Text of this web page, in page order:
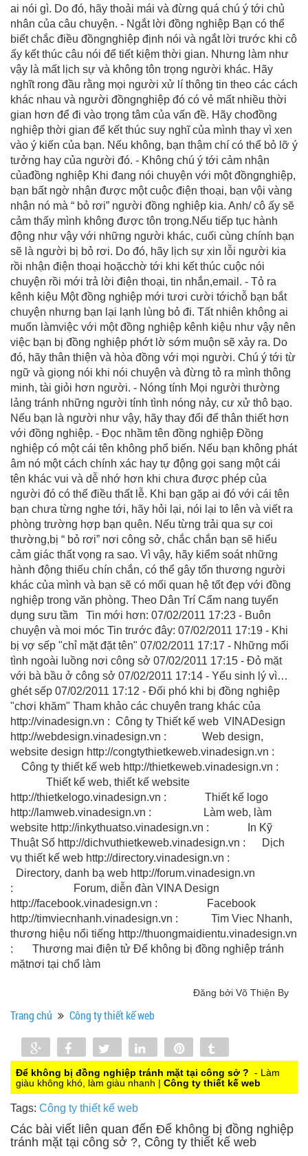
ai nói gì. Do đó, hãy thoải mái và đừng quá chú ý tới chủ
nhân của câu chuyện. - Ngắt lời đồng nghiệp Bạn có thể
biết chắc điều đồngnghiệp định nói và ngắt lời trước khi cô
ấy kết thúc câu nói để tiết kiệm thời gian. Nhưng làm như
vậy là mất lịch sự và không tôn trọng người khác. Hãy
nghĩt rong đầu rằng mọi người xử lí thông tin theo các cách
khác nhau và người đồngnghiệp đó có vẻ mất nhiều thời
gian hơn để đi vào trọng tâm của vấn đề. Hãy chođồng
nghiệp thời gian để kết thúc suy nghĩ của mình thay vì xen
vào ý kiến của bạn. Nếu không, bạn thậm chí có thể bỏ lỡ ý
tưởng hay của người đó. - Không chú ý tới cảm nhận
củađồng nghiệp Khi đang nói chuyện với một đồngnghiệp,
bạn bất ngờ nhận được một cuộc điện thoại, bạn vội vàng
nhận nó mà “ bỏ rơi” người đồng nghiệp kia. Anh/ cô ấy sẽ
cảm thấy mình không được tôn trọng.Nếu tiếp tục hành
động như vậy với những người khác, cuối cùng chính bạn
sẽ là người bị bỏ rơi. Do đó, hãy lịch sự xin lỗi người kia
rồi nhận điện thoại hoặcchờ tới khi kết thúc cuộc nói
chuyện rồi mới trả lời điện thoại, tin nhắn,email. - Tỏ ra
kênh kiệu Một đồng nghiệp mới tươi cười tớichỗ bạn bắt
chuyện nhưng bạn lại lạnh lùng bỏ đi. Tất nhiên không ai
muốn làmviệc với một đồng nghiệp kênh kiệu như vậy nên
việc bạn bị đồng nghiệp phớt lờ sớm muộn sẽ xảy ra. Do
đó, hãy thân thiện và hòa đồng với mọi người. Chú ý tới từ
ngữ và giọng nói khi nói chuyện và đừng tỏ ra mình thông
minh, tài giỏi hơn người. - Nóng tính Mọi người thường
lảng tránh những người tính tình nóng nảy, cư xử thô bạo.
Nếu bạn là người như vậy, hãy thay đổi để thân thiết hơn
với đồng nghiệp. - Đọc nhầm tên đồng nghiệp Đồng
nghiệp có một cái tên không phổ biến. Nếu bạn không phát
âm nó một cách chính xác hay tự động gọi sang một cái
tên khác vui và dễ nhớ hơn khi chưa được phép của
người đó có thể điều thất lễ. Khi bạn gặp ai đó với cái tên
bạn chưa từng nghe tới, hãy hỏi lại, nói lại to lên và viết ra
phòng trường hợp bạn quên. Nếu từng trải qua sự coi
thường,bị “ bỏ rơi” nơi công sở, chắc chắn bạn sẽ hiểu
cảm giác thất vọng ra sao. Vì vậy, hãy kiểm soát những
hành động thiếu chín chắn, có thể gây tổn thương người
khác của mình và bạn sẽ có mối quan hệ tốt đẹp với đồng
nghiệp trong văn phòng. Theo Dân Trí Cẩm nang tuyển
dụng sưu tầm Tin mới hơn: 07/02/2011 17:23 - Buôn
chuyện và moi móc Tin trước đây: 07/02/2011 17:19 - Khi
bị vợ sếp "chỉ mặt đặt tên" 07/02/2011 17:17 - Những mối
tình ngoài luồng nơi công sở 07/02/2011 17:15 - Đỏ mặt
với bà bầu ở công sở 07/02/2011 17:14 - Yếu sinh lý vì…
ghét sếp 07/02/2011 17:12 - Đối phó khi bị đồng nghiệp
"chơi khăm" Tham khảo các chuyên trang khác của
http://vinadesign.vn : Công ty Thiết kế web VINADesign
http://webdesign.vinadesign.vn : Web design,
website design http://congtythietkeweb.vinadesign.vn :
Công ty thiết kế web http://thietkeweb.vinadesign.vn :
Thiết kế web, thiết kế website
http://thietkelogo.vinadesign.vn : Thiết kế logo
http://lamweb.vinadesign.vn : Làm web, làm
website http://inkythuatso.vinadesign.vn : In Kỹ
Thuật Số http://dichvuthietkeweb.vinadesign.vn : Dịch
vụ thiết kế web http://directory.vinadesign.vn :
Directory, danh bạ web http://forum.vinadesign.vn
: Forum, diễn đàn VINA Design
http://facebook.vinadesign.vn : Facebook
http://timviecnhanh.vinadesign.vn : Tim Viec Nhanh,
thương hiệu nổi tiếng http://thuongmaidientu.vinadesign.vn
: Thương mai điện tử Để không bị đồng nghiệp tránh
mặtnơi tại chổ làm
Đăng bởi Võ Thiện By
Trang chủ Công ty thiết kế web
Share Share Tweet Share
0
Để không bị đồng nghiệp tránh mặt tại công sở ? - Làm
giàu không khó, làm giàu nhanh | Công ty thiết kế web
Tags: Công ty thiết kế web
Các bài viết liên quan đến Để không bị đồng nghiệp
tránh mặt tại công sở ?, Công ty thiết kế web